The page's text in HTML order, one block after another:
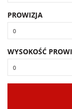
PROWIZJA
WYSOKOŚĆ